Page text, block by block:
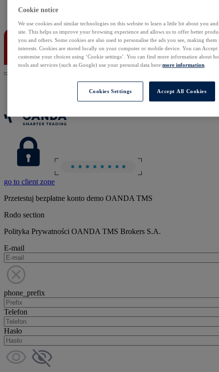
go to client zone
Przetestuj bezpłatne konto demo OANDA TMS
Rodo section
Polityka Prywatności OANDA TMS Brokers S.A.
E-mail
phone_prefix
Telefon
Hasło
Cookie notice
We use cookies and similar technologies on this website to learn a little bit about you
site. This helps us improve your browsing experience and allows us to offer better
you and others. Some cookies are also used to personalise the ads you see, making
interests. Cookies are stored locally on your computer or mobile device. You can
customise your choices using ‘Cookie settings’. You can find more information about
tools and services (such as Google) use your personal data here:more information
Cookies Settings Accept All Cookies